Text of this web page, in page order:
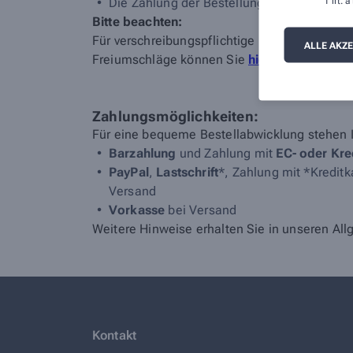
ALLE
Bitte beachten:
Für verschreibungspflichtige Medikamente
Freiumschläge können Sie hier anfordern
Zahlungsmöglichkeiten:
Für eine bequeme Bestellabwicklung
Barzahlung und Zahlung mit EC- oder
PayPal, Lastschrift*, Zahlung mit
Versand
Vorkasse bei Versand
Weitere Hinweise erhalten Sie in unseren
Kontakt